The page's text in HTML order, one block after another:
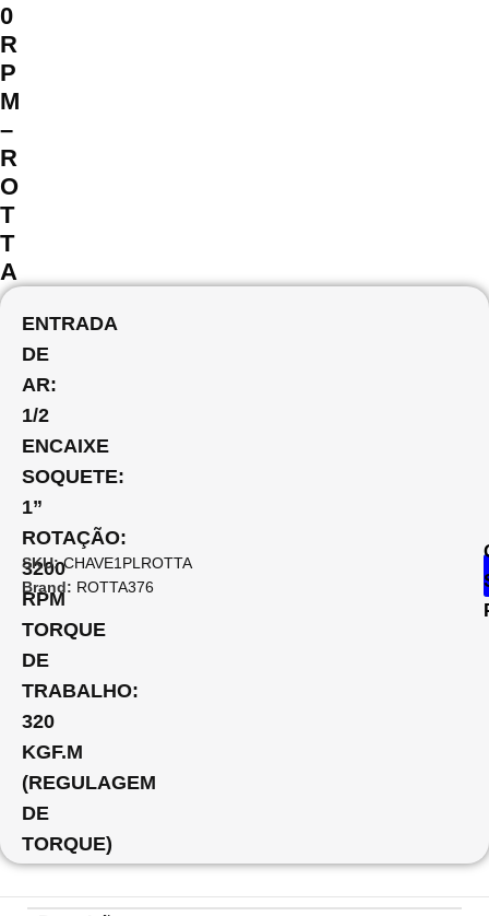
0
R
P
M
–
R
O
T
T
A
ENTRADA
DE
AR:
1/2
ENCAIXE
SOQUETE:
1”
ROTAÇÃO:
3200
RPM
TORQUE
DE
TRABALHO:
320
KGF.M
(REGULAGEM
DE
TORQUE)
SKU:CHAVE1PLROTTA
Brand: ROTTA376